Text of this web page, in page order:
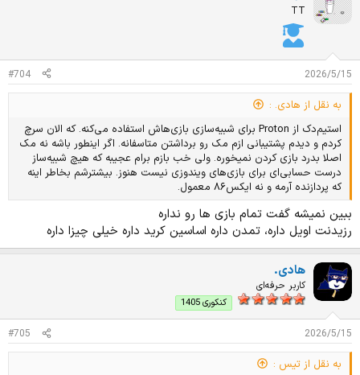
ا
ز
:
TT
2026/5/15
#704
به نقل از هادی. :
استیم‌دک از Proton برای شبیه‌سازی بازی‌هاش استفاده می‌کنه. که الان سرچ
کردم و دیدم پشتیبانی ازم مک رو برداشتن متاسفانه. اگر اینطور باشه نه مک
اصلا بدرد بازی کردن نمیخوره. ولی خب بازم برام عجیبه که هیچ شبیه‌ساز
درست حسابی‌ای برای بازی‌های ویندوزی نیست هنوز. بیشترشم بخاطر اینه
که پردازنده آرمه و نه ایکس۸۶ معمول.
ببین نمیشه گفت تمام بازی ها رو نداره
رزیدنت اویل داره، تمدن داره اساسین کرید داره خیلی چیزا داره
هادی.
کاربر حرفه‌ای
کنکوری 1405
2026/5/15
#705
به نقل از تیس :